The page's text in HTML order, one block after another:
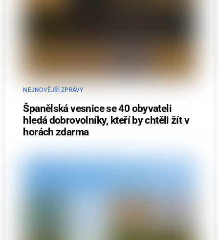
NEJNOVĚJŠÍ ZPRÁVY
Španělská vesnice se 40 obyvateli
hledá dobrovolníky, kteří by chtěli žít v
horách zdarma